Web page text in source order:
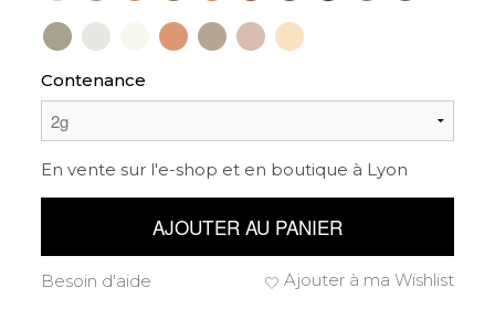
Contenance
En vente sur l'e-shop et en boutique à Lyon
AJOUTER AU PANIER
Ajouter à ma Wishlist
Besoin d'aide